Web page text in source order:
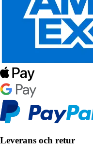
Leverans och retur